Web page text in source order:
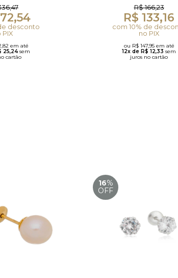
desconto
PIX
em até
25,24sem
cartão
R$ 166,23
R$ 133,16
com 10% de
no PIX
ou R$ 147,95 em até
12x de R$ 12,33 sem
juros no cartão
16%
OFF